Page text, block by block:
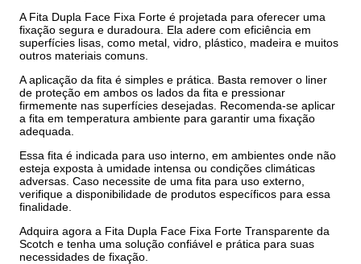
A Fita Dupla Face Fixa Forte é projetada para oferecer uma
fixação segura e duradoura. Ela adere com eficiência em
superfícies lisas, como metal, vidro, plástico, madeira e muitos
outros materiais comuns.
A aplicação da fita é simples e prática. Basta remover o liner
de proteção em ambos os lados da fita e pressionar
firmemente nas superfícies desejadas. Recomenda-se aplicar
a fita em temperatura ambiente para garantir uma fixação
adequada.
Essa fita é indicada para uso interno, em ambientes onde não
esteja exposta à umidade intensa ou condições climáticas
adversas. Caso necessite de uma fita para uso externo,
verifique a disponibilidade de produtos específicos para essa
finalidade.
Adquira agora a Fita Dupla Face Fixa Forte Transparente da
Scotch e tenha uma solução confiável e prática para suas
necessidades de fixação.